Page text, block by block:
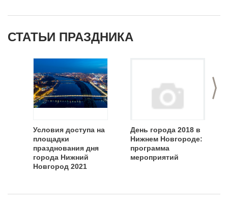
СТАТЬИ ПРАЗДНИКА
>
Условия доступа на
площадки
празднования дня
города Нижний
Новгород 2021
День города 2018 в
Нижнем Новгороде:
программа
мероприятий